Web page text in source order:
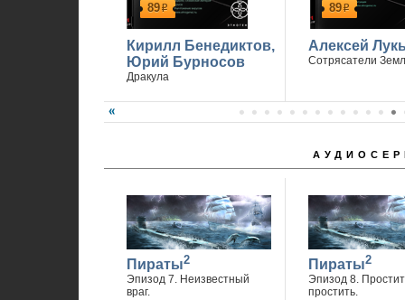
89р
Кирилл Бенедиктов,
Юрий Бурносов
Дракула
89р
Алексей
Сотрясатели
Пираты2
Эпизод 7. Неизвестный
враг.
Пираты2
Эпизод 8.
простить.